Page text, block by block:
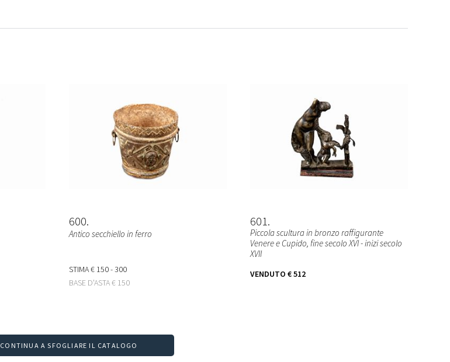
600
Antico secchiello in ferro
STIMA€ 150 - 300
BASE D'ASTA€ 150
601
Piccola scultura in bronzo raffigurante
Venere e Cupido, fine secolo XVI - inizi secolo
XVII
VENDUTO € 512
CONTINUA A SFOGLIARE IL CATALOGO